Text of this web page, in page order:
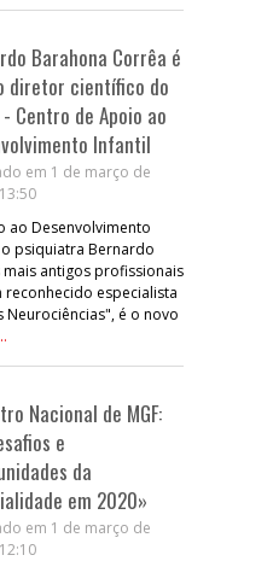
Barahona Corrêa é
diretor científico do
- Centro de Apoio ao
Infantil
em 1 de março de
ao Desenvolvimento
psiquiatra Bernardo
antigos profissionais
especialista
Neurociências", é o novo
Nacional de MGF:
e
da
em 2020»
em 1 de março de